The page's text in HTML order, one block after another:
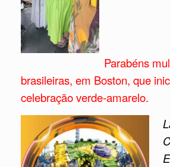
Parabéns
brasileiras, em Boston, que
celebração verde-amarelo.